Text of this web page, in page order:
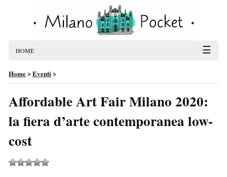
HOME ☰
Home>Eventi>
Affordable Art Fair Milano 2020:
la fiera d’arte contemporanea low-
cost